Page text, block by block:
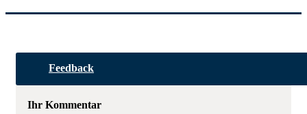
Feedback
Ihr Kommentar